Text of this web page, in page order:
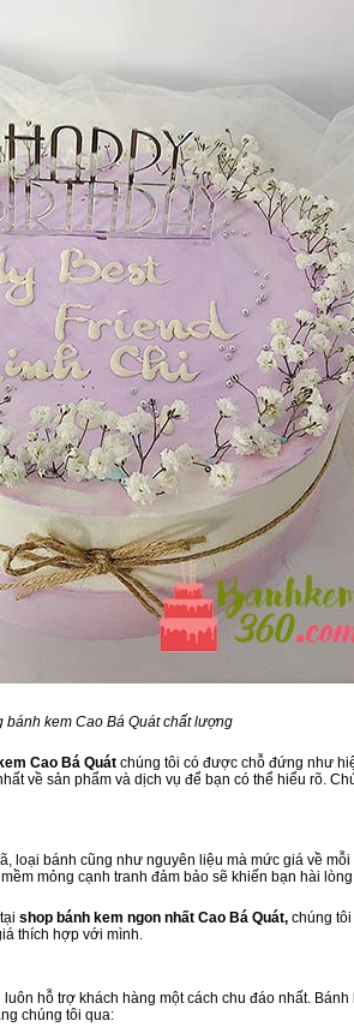
bánh kem Cao Bá Quát chất lượng
Cao Bá Quát chúng tôi có được chỗ đứng như
về sản phẩm và dịch vụ để bạn có thể hiểu rõ.
loại bánh cũng như nguyên liệu mà mức giá về
mỏng cạnh tranh đảm bảo sẽ khiến bạn hài
shop bánh kem ngon nhất Cao Bá Quát, chúng
thích hợp với mình.
hỗ trợ khách hàng một cách chu đáo nhất.
chúng tôi qua: